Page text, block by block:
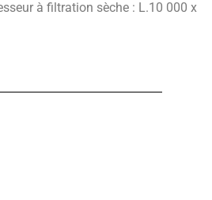
à filtration sèche : L.10 000 x